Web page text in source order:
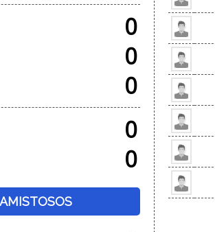
0
0
0
0
0